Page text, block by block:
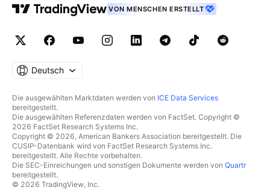
VON MENSCHEN ERSTELLT
Deutsch
Die ausgewählten Marktdaten werden von ICE Data Services
bereitgestellt.
Die ausgewählten Referenzdaten werden von FactSet. Copyright ©
2026 FactSet Research Systems Inc.
Copyright © 2026, American Bankers Association bereitgestellt. Die
CUSIP-Datenbank wird von FactSet Research Systems Inc.
bereitgestellt. Alle Rechte vorbehalten.
Die SEC-Einreichungen und sonstigen Dokumente werden von Quartr
bereitgestellt.
© 2026 TradingView, Inc.